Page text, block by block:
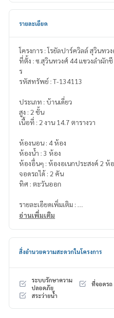
รายละเอียด
โครงการ : โรยัลปาร์ควิลล์ สุวินทว
ที่ตั้ง : ซ.สุวินทวงศ์ 44 แขวงลำผัก
ร
รหัสทรัพย์ : T-134113
ประเภท : บ้านเดี่ยว
สูง : 2 ชั้น
เนื้อที่ : 2 งาน 14.7 ตารางวา
ห้องนอน : 4 ห้อง
ห้องน้ำ : 3 ห้อง
ห้องอื่นๆ : ห้องอเนกประสงค์ 2 ห้
จอดรถได้ : 2 คัน
ทิศ : ตะวันออก
รายละเอียดเพิ่มเติม :
สถานที่ใกล้เคียง
บิ๊กซี หนองจอก
เมกาโฮม มีนบุรี
สถานศึกษา
มหาวิทยาลัยเทคโนโลยีมหานคร
วิทยาลัยเทคนิคกาญจนาภิเษกมห
อ่านเพิ่มเติม
สิ่งอำนวยความสะดวกในโครงการ
ระบบรักษาความ
ปลอดภัย
ที่จอดรถ
สระว่ายน้ำ